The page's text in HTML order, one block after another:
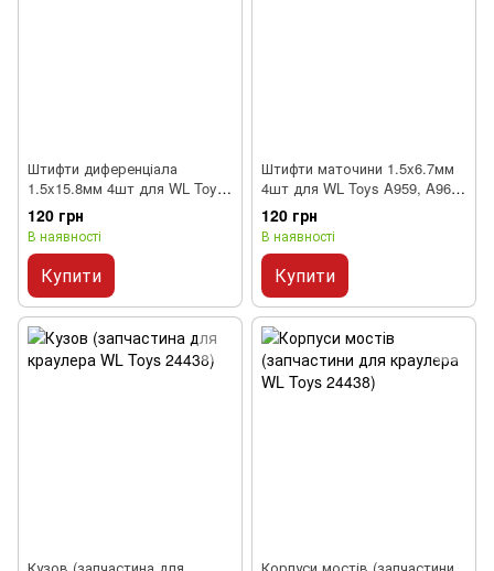
Штифти диференціала
1.5x15.8мм 4шт для WL Toys
A959, A969, A979
120 грн
В наявності
Купити
Штифти маточини 1.5x6.7мм
4шт для WL Toys A959, A969,
A979
120 грн
В наявності
Купити